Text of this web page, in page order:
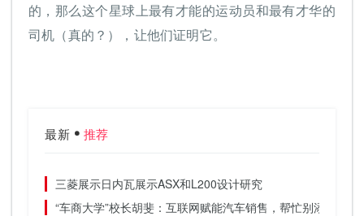
的，那么这个星球上最有才能的运动员和最有才华的
司机（真的？），让他们证明它。
最新 推荐
三菱展示日内瓦展示ASX和L200设计研究
“车商大学”校长胡斐：互联网赋能汽车销售，帮忙别添乱